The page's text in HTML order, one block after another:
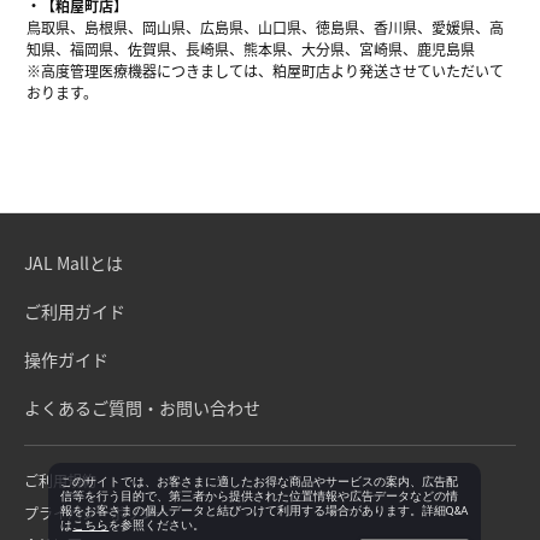
【粕屋町店】
鳥取県、島根県、岡山県、広島県、山口県、徳島県、香川県、愛媛県、高
知県、福岡県、佐賀県、長崎県、熊本県、大分県、宮崎県、鹿児島県
※高度管理医療機器につきましては、粕屋町店より発送させていただいて
おります。
JAL Mallとは
ご利用ガイド
操作ガイド
よくあるご質問・お問い合わせ
ご利用規約
プライバシーポリシー
このサイトでは、お客さまに適したお得な商品やサービスの案内、広告配
信等を行う目的で、第三者から提供された位置情報や広告データなどの情
報をお客さまの個人データと結びつけて利用する場合があります。詳細Q&A
は こちらを参照ください。